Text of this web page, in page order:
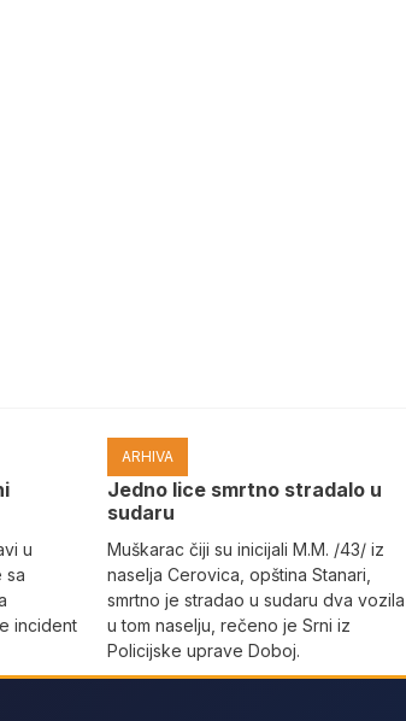
u
sa
incident
ARHIVA
Јedno lice smrtno stradalo u
sudaru
Muškarac čiji su inicijali M.M. /43/ iz
naselja Cerovica, opština Stanari,
smrtno je stradao u sudaru dva vozila
u tom naselju, rečeno je Srni iz
Policijske uprave Doboj.